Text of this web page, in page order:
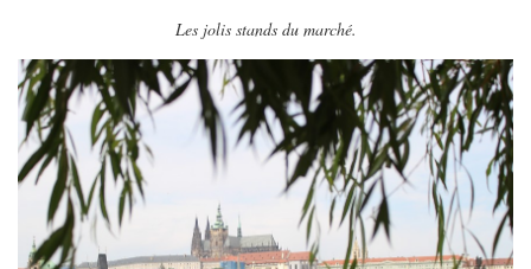
Les jolis stands du marché.